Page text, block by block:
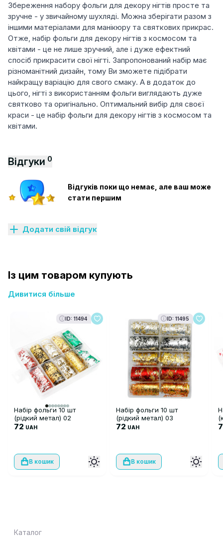
Збереження набору фольги для декору нігтів просте та
зручне - у звичайному шухляді. Можна зберігати разом з
іншими матеріалами для манікюру та святкових прикрас.
Отже, набір фольги для декору нігтів з космосом та
квітами - це не лише зручний, але і дуже ефектний
спосіб прикрасити свої нігті. Запропонований набір має
різноманітний дизайн, тому Ви зможете підібрати
найкращу варіацію для свого смаку. А в додаток до
цього, нігті з використанням фольги виглядають дуже
святково та оригінально. Оптимальний вибір для своєї
краси - це набір фольги для декору нігтів з космосом та
квітами.
Відгуки 0
Відгуків поки що немає, але ваш може
стати першим
Додати свій відгук
Із цим товаром купують
Дивитися більше
ID: 11494
Набір фольги 10 шт
(рідкий метал) 02
72 UAH
В кошик
ID: 11495
Набір фольги 10 шт
(рідкий метал) 03
72 UAH
В кошик
Каталог